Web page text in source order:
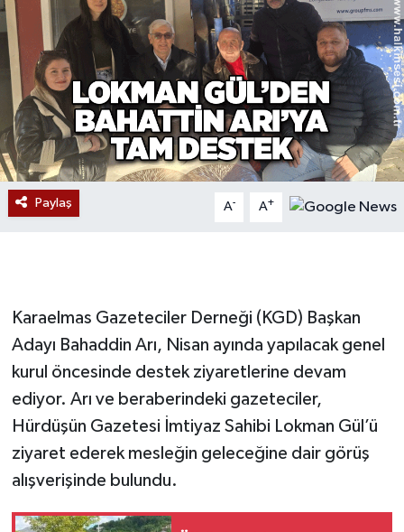
Paylaş A- A+
Karaelmas Gazeteciler Derneği (KGD) Başkan
Adayı Bahaddin Arı, Nisan ayında yapılacak genel
kurul öncesinde destek ziyaretlerine devam
ediyor. Arı ve beraberindeki gazeteciler,
Hürdüşün Gazetesi İmtiyaz Sahibi Lokman Gül’ü
ziyaret ederek mesleğin geleceğine dair görüş
alışverişinde bulundu.
ÇEVRE
BİLİM VE TEKNOLOJİ
DUNYA
Düzce
Eğitim
Gökçebey
GÜNDEM
İş ilanı
Kilimli